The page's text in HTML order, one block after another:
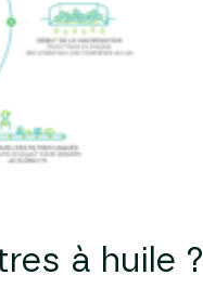
à huile ?